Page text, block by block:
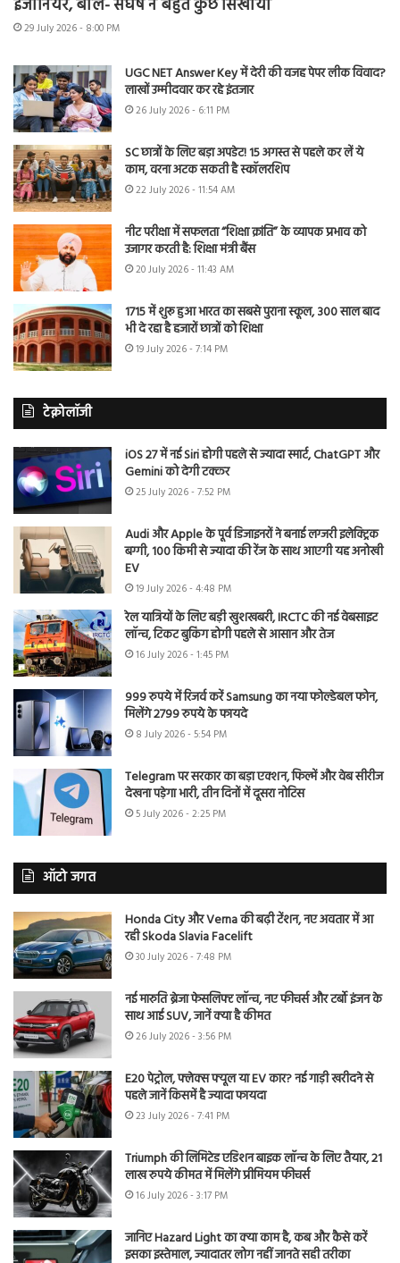
इंजीनियर, बोले- संघर्ष ने बहुत कुछ सिखाया
29 July 2026 - 8:00 PM
UGC NET Answer Key में देरी की वजह पेपर लीक विवाद?
लाखों उम्मीदवार कर रहे इंतजार
26 July 2026 - 6:11 PM
SC छात्रों के लिए बड़ा अपडेट! 15 अगस्त से पहले कर लें ये
काम, वरना अटक सकती है स्कॉलरशिप
22 July 2026 - 11:54 AM
नीट परीक्षा में सफलता “शिक्षा क्रांति” के व्यापक प्रभाव को
उजागर करती है: शिक्षा मंत्री बैंस
20 July 2026 - 11:43 AM
1715 में शुरू हुआ भारत का सबसे पुराना स्कूल, 300 साल बाद
भी दे रहा है हजारों छात्रों को शिक्षा
19 July 2026 - 7:14 PM
टेक्नोलॉजी
iOS 27 में नई Siri होगी पहले से ज्यादा स्मार्ट, ChatGPT और
Gemini को देगी टक्कर
25 July 2026 - 7:52 PM
Audi और Apple के पूर्व डिजाइनरों ने बनाई लग्जरी इलेक्ट्रिक
बग्गी, 100 किमी से ज्यादा की रेंज के साथ आएगी यह अनोखी
EV
19 July 2026 - 4:48 PM
रेल यात्रियों के लिए बड़ी खुशखबरी, IRCTC की नई वेबसाइट
लॉन्च, टिकट बुकिंग होगी पहले से आसान और तेज
16 July 2026 - 1:45 PM
999 रुपये में रिजर्व करें Samsung का नया फोल्डेबल फोन,
मिलेंगे 2799 रुपये के फायदे
8 July 2026 - 5:54 PM
Telegram पर सरकार का बड़ा एक्शन, फिल्में और वेब सीरीज
देखना पड़ेगा भारी, तीन दिनों में दूसरा नोटिस
5 July 2026 - 2:25 PM
ऑटो जगत
Honda City और Verna की बढ़ी टेंशन, नए अवतार में आ
रही Skoda Slavia Facelift
30 July 2026 - 7:48 PM
नई मारुति ब्रेजा फेसलिफ्ट लॉन्च, नए फीचर्स और टर्बो इंजन के
साथ आई SUV, जानें क्या है कीमत
26 July 2026 - 3:56 PM
E20 पेट्रोल, फ्लेक्स फ्यूल या EV कार? नई गाड़ी खरीदने से
पहले जानें किसमें है ज्यादा फायदा
23 July 2026 - 7:41 PM
Triumph की लिमिटेड एडिशन बाइक लॉन्च के लिए तैयार, 21
लाख रुपये कीमत में मिलेंगे प्रीमियम फीचर्स
16 July 2026 - 3:17 PM
जानिए Hazard Light का क्या काम है, कब और कैसे करें
इसका इस्तेमाल, ज्यादातर लोग नहीं जानते सही तरीका